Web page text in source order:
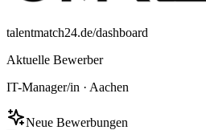
talentmatch24.de/dashboard
Aktuelle Bewerber
IT-Manager/in · Aachen
Neue Bewerbungen